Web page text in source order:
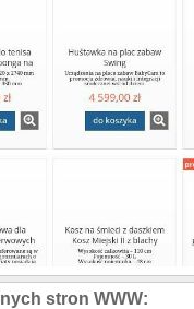
stron WWW: